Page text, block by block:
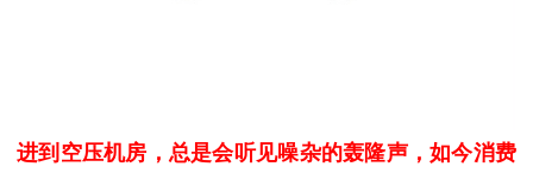
进到空压机房，总是会听见噪杂的轰隆声，如今消费